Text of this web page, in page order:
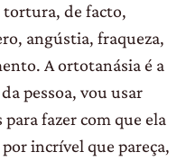
tortura, de facto,
angústia, fraqueza,
A ortotanásia é a
pessoa, vou usar
fazer com que ela
incrível que pareça,